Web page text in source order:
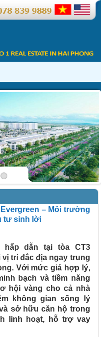
– Môi trường
tư sinh lời
dẫn tại tòa CT3
vị trí đắc địa ngay trung
Với mức giá hợp lý,
bạch và tiềm năng
hội vàng cho cả nhà
không gian sống lý
sở hữu căn hộ trong
linh hoạt, hỗ trợ vay